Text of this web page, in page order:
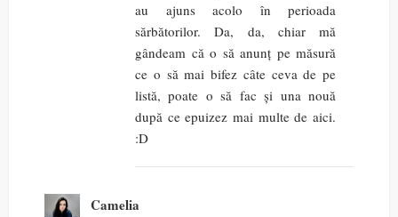
au ajuns acolo în perioada
sărbătorilor. Da, da, chiar mă
gândeam că o să anunț pe măsură
ce o să mai bifez câte ceva de pe
listă, poate o să fac și una nouă
după ce epuizez mai multe de aici.
:D
Camelia